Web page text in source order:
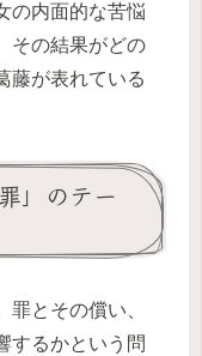
の内面的な苦悩
その結果がどの
藤が表れている
」のテー
罪とその償い、
するかという問